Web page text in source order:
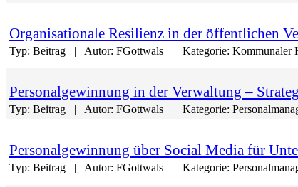
Organisationale Resilienz in der öffentlichen
Typ: Beitrag Autor: FGottwals Kategorie: Kommunaler
Personalgewinnung in der Verwaltung –
Typ: Beitrag Autor: FGottwals Kategorie:
Personalgewinnung über Social Media für
Typ: Beitrag Autor: FGottwals Kategorie: